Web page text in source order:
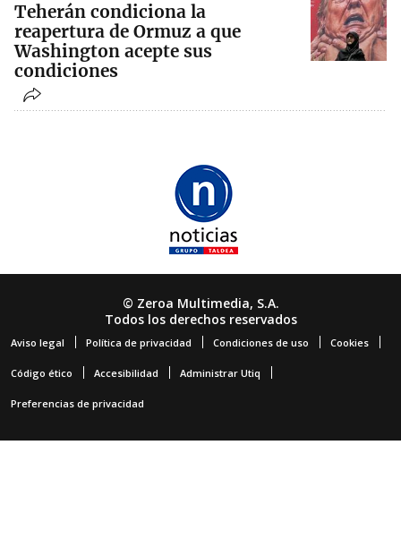
Teherán condiciona la
reapertura de Ormuz a que
Washington acepte sus
condiciones
© Zeroa Multimedia, S.A.
Todos los derechos reservados
Aviso legal Política de privacidad Condiciones de uso Cookies
Código ético Accesibilidad Administrar Utiq
Preferencias de privacidad